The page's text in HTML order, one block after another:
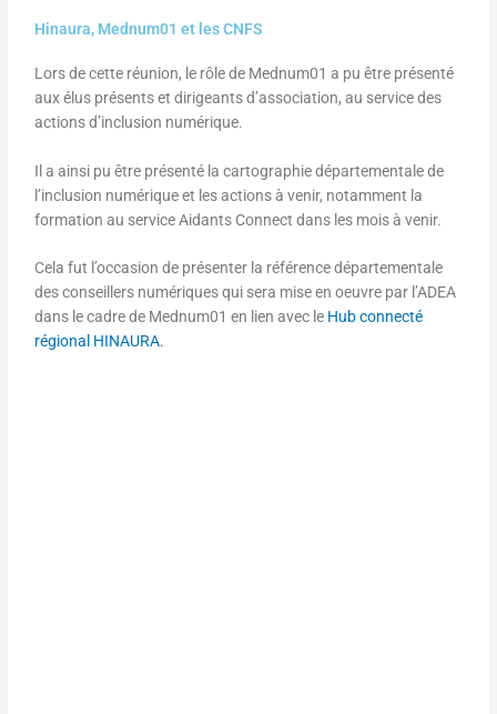
Hinaura, Mednum01 et les CNFS
Lors de cette réunion, le rôle de Mednum01 a pu être présenté
aux élus présents et dirigeants d’association, au service des
actions d’inclusion numérique.
Il a ainsi pu être présenté la cartographie départementale de
l’inclusion numérique et les actions à venir, notamment la
formation au service Aidants Connect dans les mois à venir.
Cela fut l’occasion de présenter la référence départementale
des conseillers numériques qui sera mise en oeuvre par l’ADEA
dans le cadre de Mednum01 en lien avec le Hub connecté
régional HINAURA.